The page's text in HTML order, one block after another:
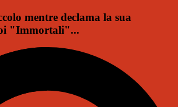
mentre declama la sua
"Immortali"...